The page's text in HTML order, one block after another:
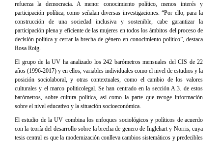
refuerza la democracia. A menor conocimiento político, menos interés y
participación política, como señalan diversas investigaciones. “Por ello, para la
construcción de una sociedad inclusiva y sostenible, cabe garantizar la
participación plena y eficiente de las mujeres en todos los ámbitos del proceso de
decisión política y cerrar la brecha de género en conocimiento político”, destaca
Rosa Roig.
El grupo de la UV ha analizado los 242 barómetros mensuales del CIS de 22
años (1996-2017) y en ellos, variables individuales como el nivel de estudios y la
posición sociolaboral, y otras contextuales, como el cambio de los valores
culturales y el marco politicolegal. Se han centrado en la sección A.3. de estos
barómetros, sobre cultura política, así como la parte que recoge información
sobre el nivel educativo y la situación socioeconómica.
El estudio de la UV combina los enfoques sociológicos y políticos de acuerdo
con la teoría del desarrollo sobre la brecha de genero de Inglehart y Norris, cuya
tesis central es que la modernización conlleva cambios sistemáticos y predecibles